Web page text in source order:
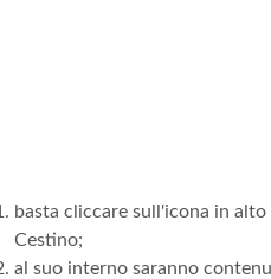
basta cliccare sull'icona in alto
Cestino;
al suo interno saranno